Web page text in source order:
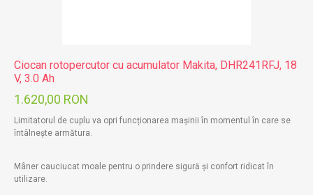
Ciocan rotopercutor cu acumulator Makita, DHR241RFJ, 18
V, 3.0 Ah
1.620,00 RON
Limitatorul de cuplu va opri funcționarea mașinii în momentul în care se
întâlnește armătura.
Mâner cauciucat moale pentru o prindere sigură și confort ridicat în
utilizare.